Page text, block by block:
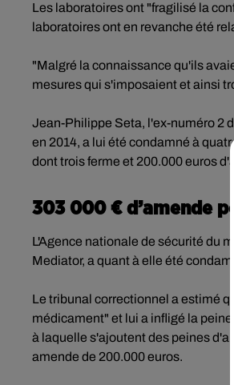
Les laboratoires ont "fragilisé la
laboratoires ont en revanche été
"Malgré la connaissance qu'ils
mesures qui s'imposaient et ainsi
Jean-Philippe Seta, l'ex-numéro 2
en 2014, a lui été condamné à
dont trois ferme et 200.000 euros
303 000 € d’amende
L'Agence nationale de sécurité du
Mediator, a quant à elle été
Le tribunal correctionnel a estimé
médicament" et lui a infligé la
à laquelle s'ajoutent des peines
amende de 200.000 euros.